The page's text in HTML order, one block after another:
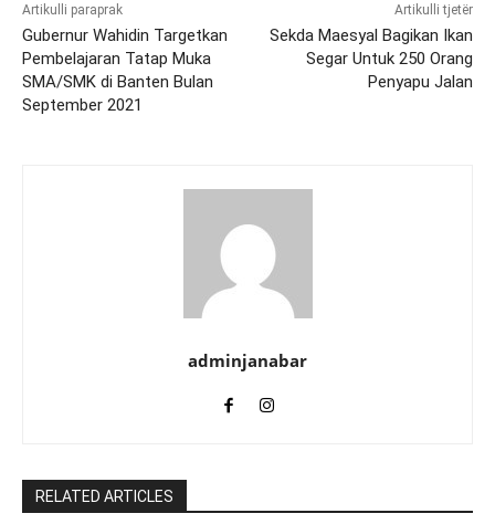
Artikulli paraprak
Gubernur Wahidin Targetkan
Pembelajaran Tatap Muka
SMA/SMK di Banten Bulan
September 2021
Artikulli tjetër
Sekda Maesyal Bagikan Ikan
Segar Untuk 250 Orang
Penyapu Jalan
adminjanabar
RELATED ARTICLES